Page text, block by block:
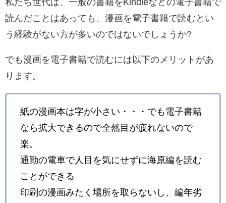
私たち世代は、一般の書籍をKindleなどの電子書籍で
読んだことはあっても、漫画を電子書籍で読むとい
う経験がない方が多いのではないでしょうか?
でも漫画を電子書籍で読むには以下のメリットがあ
ります。
紙の漫画本は字が小さい・・・でも電子書籍
なら拡大できるので全然目が疲れないので
楽。
通勤の電車で人目を気にせずに海原編を読む
ことができる
印刷の漫画みたく場所を取らないし、編年劣